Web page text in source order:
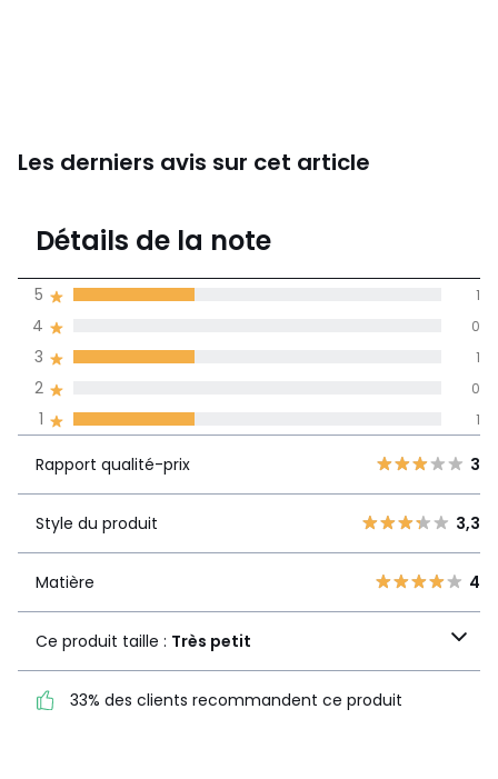
Les derniers avis sur cet article
3
moyenne des avis
1 1
2
3 1
4
5 3
3,3
4
petit
33% des clients
Détails de la note
1 1
2 0
3 1
4 0
5 1
Rapport qualité-prix 3
Style du produit 3,3
Matière 4
Ce produit taille : Très petit
33% des clients recommandent ce produit